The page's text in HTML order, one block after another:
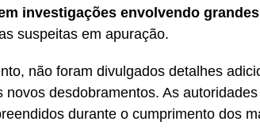
investigações envolvendo
suspeitas em apuração.
não foram divulgados detalhes
novos desdobramentos. As
durante o cumprimento dos